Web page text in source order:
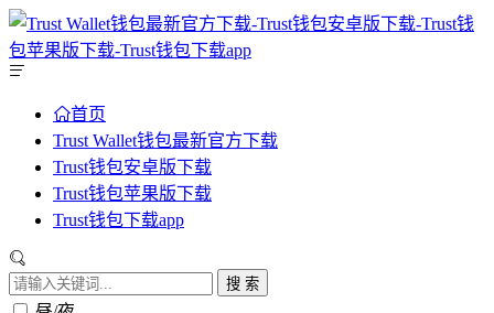
首页
Trust Wallet钱包最新官方下载
Trust钱包安卓版下载
Trust钱包苹果版下载
Trust钱包下载app
搜 索